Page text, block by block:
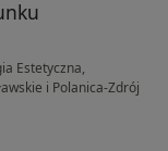
Estetyczna,
i Polanica-Zdrój